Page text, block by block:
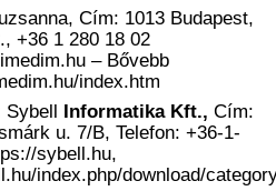
Cím: 1013 Budapest,
+36 1 280 18 02
– Bővebb
index.htm
Sybell Informatika Kft., Cím:
u. 7/B, Telefon: +36-1-
sybell.hu,
index.php/download/